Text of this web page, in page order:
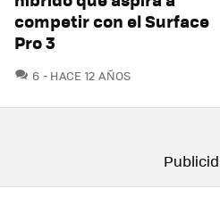
competir con el Surface
Pro 3
6 COMENTARIOS
HACE 12 AÑOS